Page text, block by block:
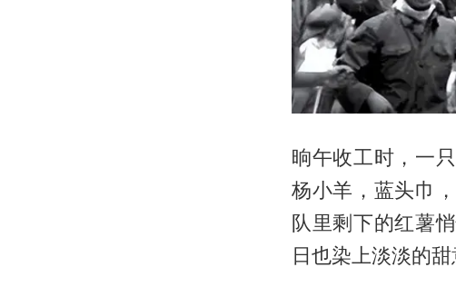
晌午收工时，一
杨小羊，蓝头巾
队里剩下的红薯
日也染上淡淡的甜